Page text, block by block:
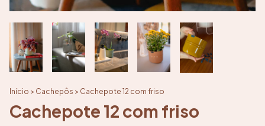
Início > Cachepôs > Cachepote 12 com friso
Cachepote 12 com friso